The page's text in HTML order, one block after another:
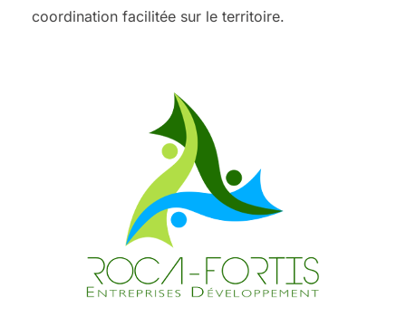
coordination facilitée sur le territoire.